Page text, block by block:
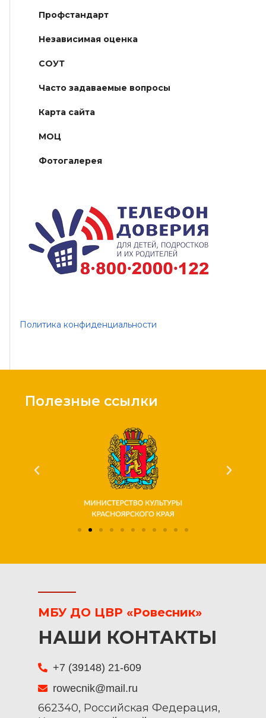
Профстандарт
Независимая оценка
СОУТ
Часто задаваемые вопросы
Карта сайта
МОЦ
Фотогалерея
Политика конфиденциальности
Полезные ссылки
МБУ ДО ЦВР «Ровесник»
НАШИ КОНТАКТЫ
+7 (39148) 21-609
rowecnik@mail.ru
662340, Российская Федерация,